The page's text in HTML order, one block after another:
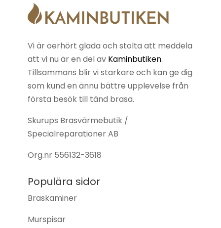
Vi är oerhört glada och stolta att meddela
att vi nu är en del av Kaminbutiken.
Tillsammans blir vi starkare och kan ge dig
som kund en ännu bättre upplevelse från
första besök till tänd brasa.
Skurups Brasvärmebutik /
Specialreparationer AB
Org.nr 556132-3618
Populära sidor
Braskaminer
Murspisar